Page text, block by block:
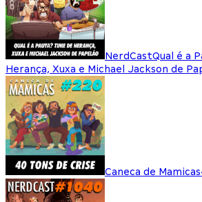
NerdCastQual é a
Herança, Xuxa e Michael Jackson de
Caneca de Mamicas